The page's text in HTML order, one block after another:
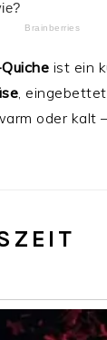
ist ein
,
oder kalt